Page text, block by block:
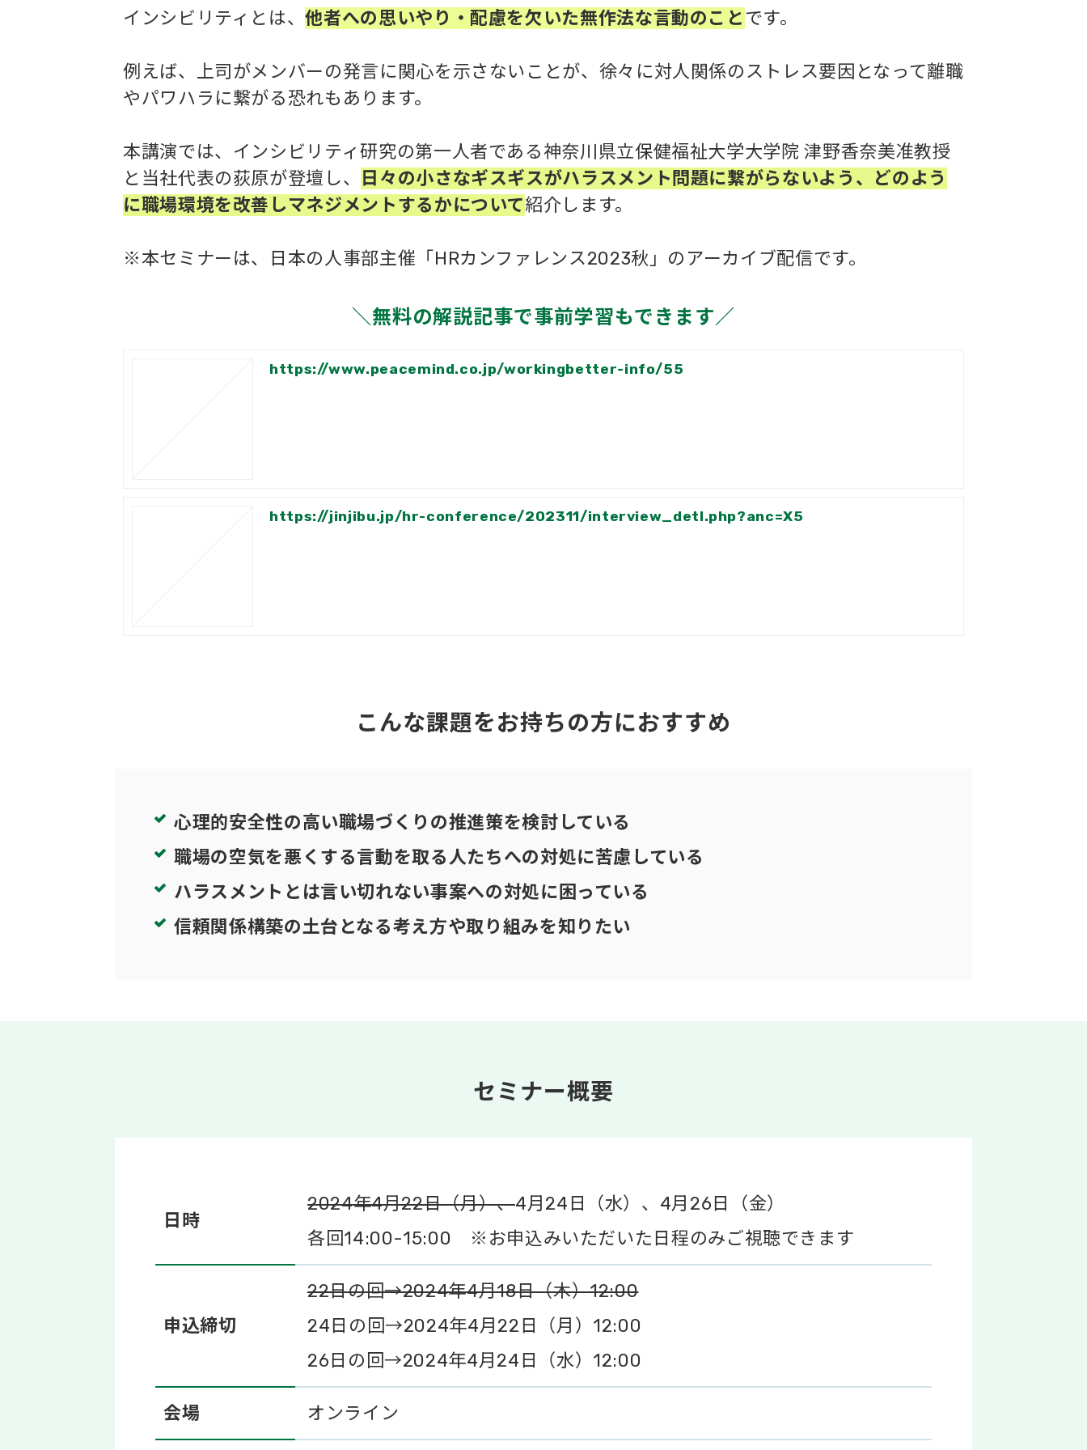
インシビリティとは、他者への思いやり・配慮を欠いた無作法な言動のことです。
例えば、上司がメンバーの発言に関心を示さないことが、徐々に対人関係のストレス要因となって離職
やパワハラに繋がる恐れもあります。
本講演では、インシビリティ研究の第一人者である神奈川県立保健福祉大学大学院 津野香奈美准教授
と当社代表の荻原が登壇し、
日々の小さなギスギスがハラスメント問題に繋がらないよう、どのよう
に職場環境を改善しマネジメントするかについて紹介します。
※本セミナーは、日本の人事部主催「HRカンファレンス2023秋」のアーカイブ配信です。
＼無料の解説記事で事前学習もできます／
https://www.peacemind.co.jp/workingbetter-info/55
https://jinjibu.jp/hr-conference/202311/interview_detl.php?anc=X5
こんな課題をお持ちの方におすすめ
心理的安全性の高い職場づくりの推進策を検討している
職場の空気を悪くする言動を取る人たちへの対処に苦慮している
ハラスメントとは言い切れない事案への対処に困っている
信頼関係構築の土台となる考え方や取り組みを知りたい
セミナー概要
日時
2024年4月22日（月）、4月24日（水）、4月26日（金）
各回14:00-15:00 ※お申込みいただいた日程のみご視聴できます
申込締切
22日の回→2024年4月18日（木）12:00
24日の回→2024年4月22日（月）12:00
26日の回→2024年4月24日（水）12:00
会場 オンライン